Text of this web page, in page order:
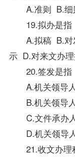
A.准则 B.细
19.拟办是指
A.拟稿 B.对
示 D.对来文办
20.签发是指
A.机关领导人
B.机关领导人
C.文件承办人
D.机关领导人
21.收文办理